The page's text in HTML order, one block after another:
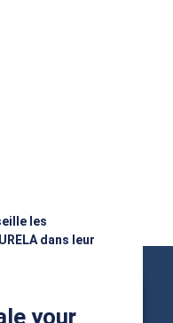
les
dans leur
your